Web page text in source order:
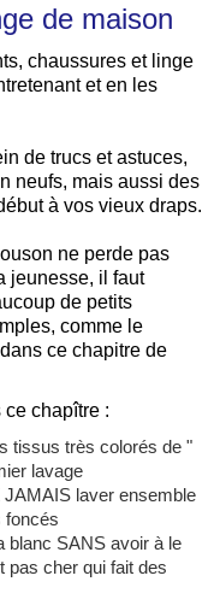
de maison
chaussures et linge
et en les
de trucs et astuces,
neufs, mais aussi des
à vos vieux draps.
ne perde pas
jeunesse, il faut
de petits
comme le
ce chapitre de
chapître :
tissus très colorés de "
lavage
laver ensemble
foncés
blanc SANS avoir à le
pas cher qui fait des